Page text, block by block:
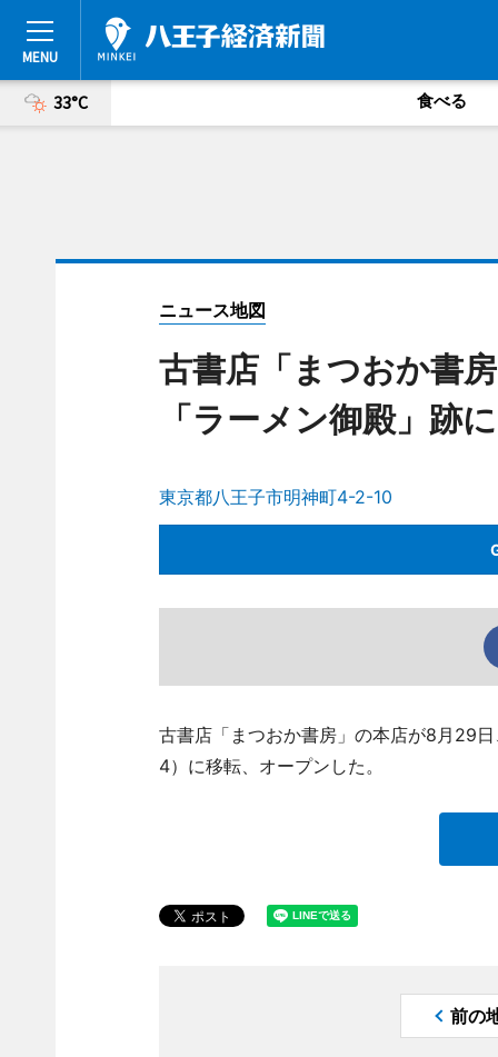
33°C 食べる
ニュース地図
古書店「まつおか書
「ラーメン御殿」跡に
東京都八王子市明神町4-2-10
古書店「まつおか書房」の本店が8月29
4）に移転、オープンした。
前の